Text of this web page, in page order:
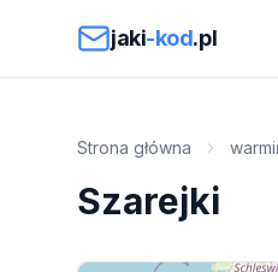
jaki-kod.pl
Strona główna
Szarejki